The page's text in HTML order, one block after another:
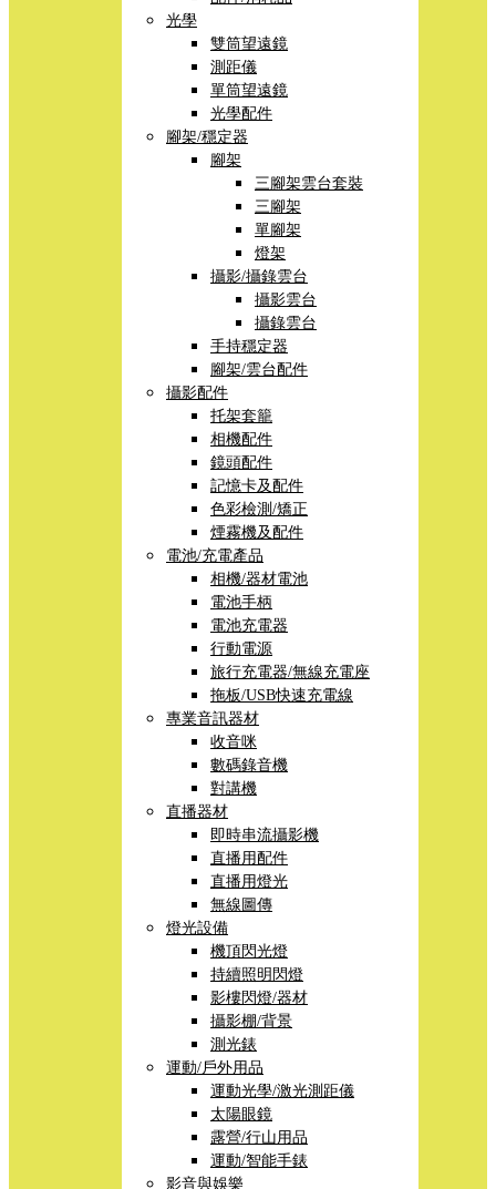
光學
雙筒望遠鏡
測距儀
單筒望遠鏡
光學配件
腳架/穩定器
腳架
三腳架雲台套裝
三腳架
單腳架
燈架
攝影/攝錄雲台
攝影雲台
攝錄雲台
手持穩定器
腳架/雲台配件
攝影配件
托架套籠
相機配件
鏡頭配件
記憶卡及配件
色彩檢測/矯正
煙霧機及配件
電池/充電產品
相機/器材電池
電池手柄
電池充電器
行動電源
旅行充電器/無線充電座
拖板/USB快速充電線
專業音訊器材
收音咪
數碼錄音機
對講機
直播器材
即時串流攝影機
直播用配件
直播用燈光
無線圖傳
燈光設備
機頂閃光燈
持續照明閃燈
影樓閃燈/器材
攝影棚/背景
測光錶
運動/戶外用品
運動光學/激光測距儀
太陽眼鏡
露營/行山用品
運動/智能手錶
影音與娛樂